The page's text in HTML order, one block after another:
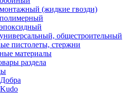
(жидкие гвозди)
общестроительный
пистолеты, стержни
материалы
раздела
Добра
Kudo